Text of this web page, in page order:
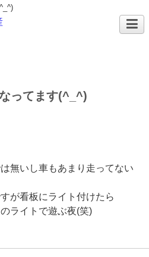
ってます(^_^)
無いし車もあまり走ってない
が看板にライト付けたら
ライトで遊ぶ夜(笑)